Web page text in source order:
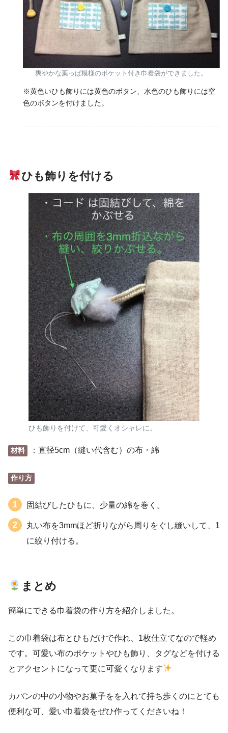
爽やかな葉っぱ模様のポケット付き巾着袋ができました。
※黄色いひも飾りには黄色のボタン、水色のひも飾りには空
色のボタンを付けました。
ひも飾りを付ける
ひも飾りを付けて、可愛くオシャレに。
材料 ：直径5cm（縫い代含む）の布・綿
作り方
固結びしたひもに、少量の綿を巻く。
丸い布を3mmほど折りながら周りをぐし縫いして、1
に絞り付ける。
まとめ
簡単にできる巾着袋の作り方を紹介しました。
この巾着袋は布とひもだけで作れ、1枚仕立てなので軽め
です。可愛い布のポケットやひも飾り、タグなどを付ける
とアクセントになって更に可愛くなります
カバンの中の小物やお菓子をを入れて持ち歩くのにとても
便利な可、愛い巾着袋をぜひ作ってくださいね！